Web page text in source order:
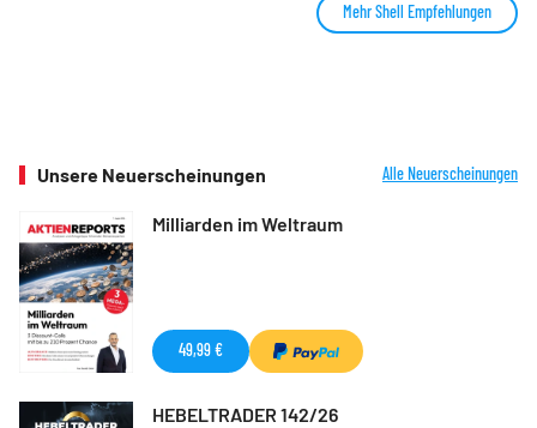
Mehr Shell Empfehlungen
Unsere Neuerscheinungen Alle Neuerscheinungen
Milliarden im Weltraum
49,99 €
HEBELTRADER 142/26